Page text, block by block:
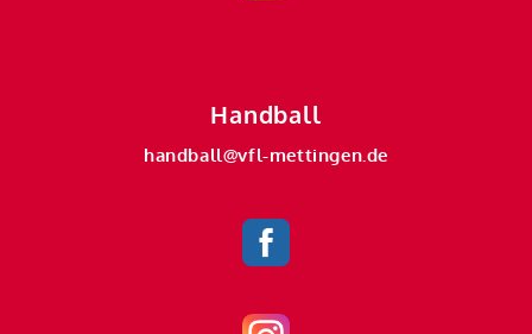
Handball
handball@vfl-mettingen.de